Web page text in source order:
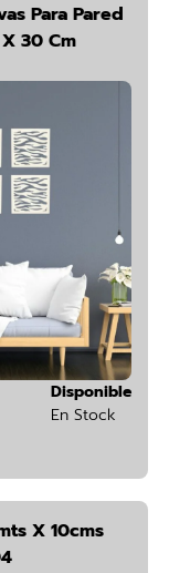
Para Pared
30 Cm
Disponible
En Stock
X 10cms